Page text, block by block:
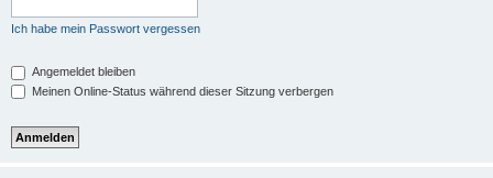
Ich habe mein Passwort vergessen
Angemeldet bleiben
Meinen Online-Status während dieser Sitzung verbergen